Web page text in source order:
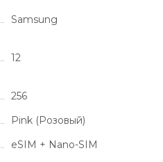
Samsung
12
256
Pink (Розовый)
eSIM + Nano-SIM